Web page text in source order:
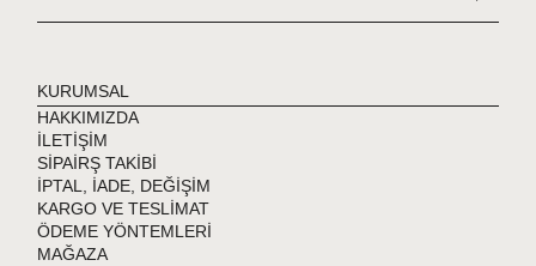
KURUMSAL
HAKKIMIZDA
İLETİŞİM
SİPAİRŞ TAKİBİ
İPTAL, İADE, DEĞİŞİM
KARGO VE TESLİMAT
ÖDEME YÖNTEMLERİ
MAĞAZA